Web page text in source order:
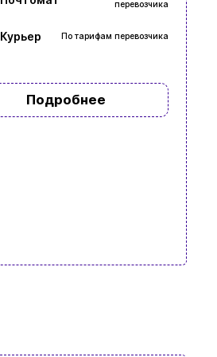
перевозчика
Курьер По тарифам перевозчика
Подробнее